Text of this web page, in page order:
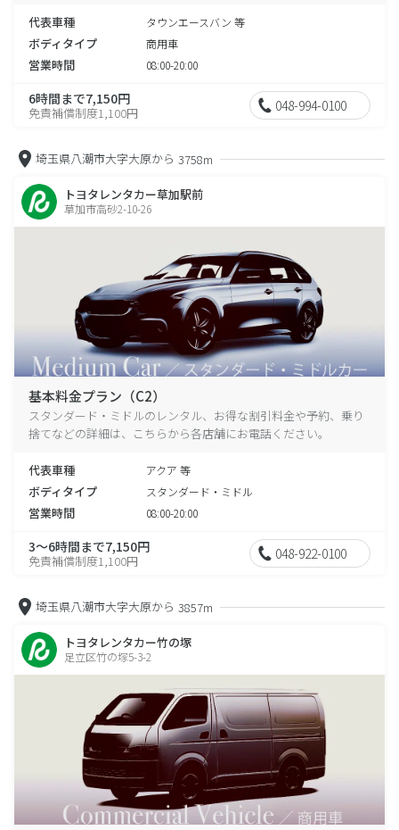
代表車種 タウンエースバン 等
ボディタイプ 商用車
営業時間 08:00-20:00
6時間まで7,150円
免責補償制度1,100円 048-994-0100
埼玉県八潮市大字大原から 3758m
トヨタレンタカー草加駅前
草加市高砂2-10-26
基本料金プラン（C2）
スタンダード・ミドルのレンタル、お得な割引料金や予約、乗り
捨てなどの詳細は、こちらから各店舗にお電話ください。
代表車種 アクア 等
ボディタイプ スタンダード・ミドル
営業時間 08:00-20:00
3～6時間まで7,150円
免責補償制度1,100円 048-922-0100
埼玉県八潮市大字大原から 3857m
トヨタレンタカー竹の塚
足立区竹の塚5-3-2